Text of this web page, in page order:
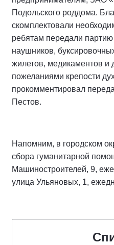
Подольского роддома.
скомплектовали
ребятам передали
наушников,
жилетов, медикаментов и
пожеланиями крепости
прокомментировал
Пестов.
Напомним, в городском
сбора гуманитарной
Машиностроителей, 9,
улица Ульяновых, 1,